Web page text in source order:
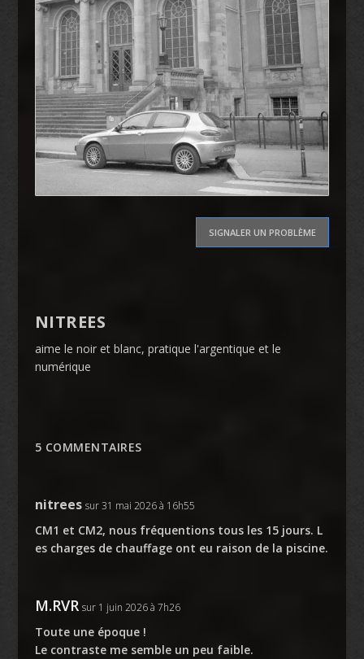
SIGNALER UN PROBLÈME
NITREES
aime le noir et blanc, pratique l'argentique et le
numérique
5 COMMENTAIRES
nitrees sur 31 mai 2026 à 16h55
CM1 et CM2, nous fréquentions tous les 15 jours. L
es charges de chauffage ont eu raison de la piscine.
M.RVR sur 1 juin 2026 à 7h26
Toute une époque !
Le contraste me semble un peu faible.